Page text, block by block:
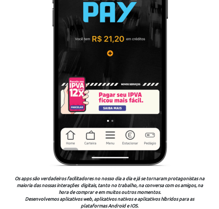
Os apps são verdadeiros facilitadores no nosso dia a dia e já se tornaram protagonistas na
maioria das nossas interações digitais, tanto no trabalho, na conversa com os amigos, na
hora de comprar e em muitos outros momentos.
Desenvolvemos aplicativos web, aplicativos nativos e aplicativos híbridos para as
plataformas Android e IOS.